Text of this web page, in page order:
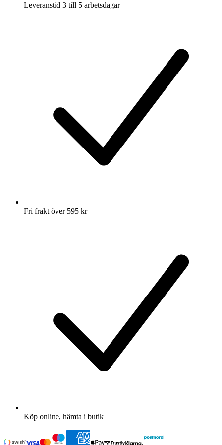
Leveranstid 3 till 5 arbetsdagar
Fri frakt över 595 kr
Köp online, hämta i butik